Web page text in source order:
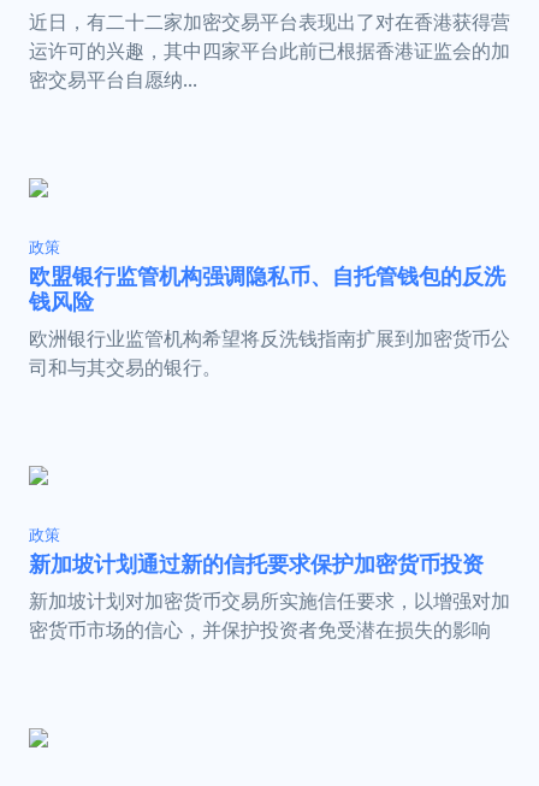
近日，有二十二家加密交易平台表现出了对在香港获得营
运许可的兴趣，其中四家平台此前已根据香港证监会的加
密交易平台自愿纳...
政策
欧盟银行监管机构强调隐私币、自托管钱包的反洗
钱风险
欧洲银行业监管机构希望将反洗钱指南扩展到加密货币公
司和与其交易的银行。
政策
新加坡计划通过新的信托要求保护加密货币投资
新加坡计划对加密货币交易所实施信任要求，以增强对加
密货币市场的信心，并保护投资者免受潜在损失的影响